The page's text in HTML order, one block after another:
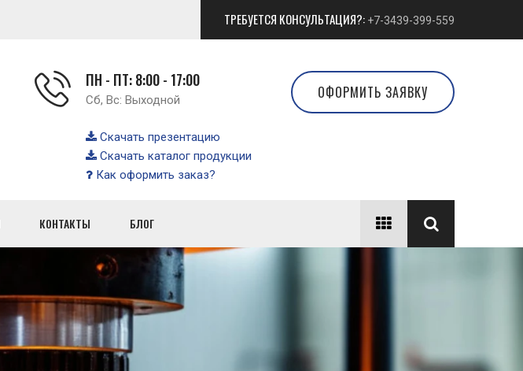
ТРЕБУЕТСЯ КОНСУЛЬТАЦИЯ?: +7-3439-399-559
ПН - ПТ: 8:00 - 17:00
Сб, Вс: Выходной
Скачать презентацию
Скачать каталог продукции
Как оформить заказ?
ОФОРМИТЬ ЗАЯВКУ
КОНТАКТЫ БЛОГ